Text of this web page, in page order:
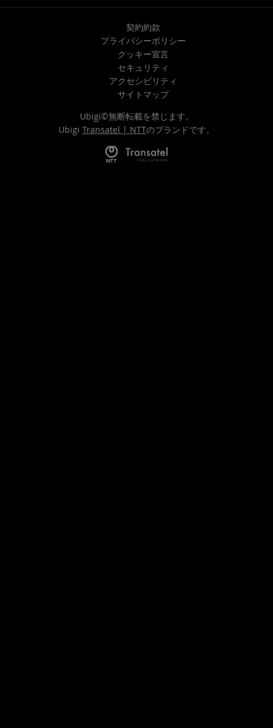
契約約款
プライバシーポリシー
クッキー宣言
セキュリティ
アクセシビリティ
サイトマップ
Ubigi©無断転載を禁じます。
Ubigi Transatel | NTTのブランドです。